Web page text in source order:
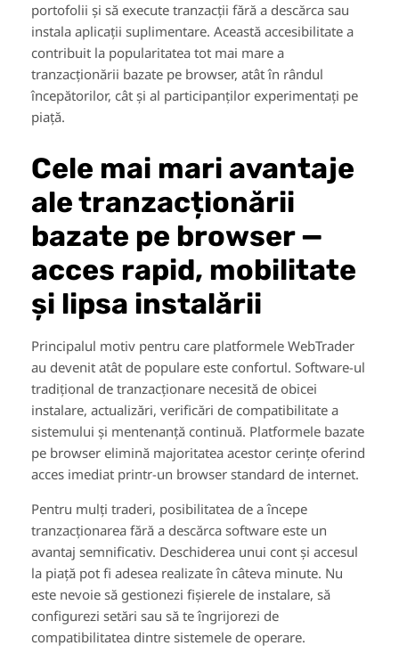
portofolii și să execute tranzacții fără a descărca sau
instala aplicații suplimentare. Această accesibilitate a
contribuit la popularitatea tot mai mare a
tranzacționării bazate pe browser, atât în rândul
începătorilor, cât și al participanților experimentați pe
piață.
Cele mai mari avantaje
ale tranzacționării
bazate pe browser —
acces rapid, mobilitate
și lipsa instalării
Principalul motiv pentru care platformele WebTrader
au devenit atât de populare este confortul. Software-ul
tradițional de tranzacționare necesită de obicei
instalare, actualizări, verificări de compatibilitate a
sistemului și mentenanță continuă. Platformele bazate
pe browser elimină majoritatea acestor cerințe oferind
acces imediat printr-un browser standard de internet.
Pentru mulți traderi, posibilitatea de a începe
tranzacționarea fără a descărca software este un
avantaj semnificativ. Deschiderea unui cont și accesul
la piață pot fi adesea realizate în câteva minute. Nu
este nevoie să gestionezi fișierele de instalare, să
configurezi setări sau să te îngrijorezi de
compatibilitatea dintre sistemele de operare.